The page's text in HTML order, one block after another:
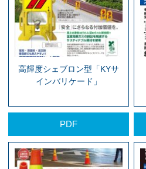
高輝度シェブロン型「KYサ
インバリケード」
PDF